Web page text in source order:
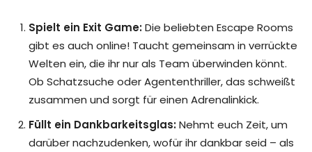
Spielt ein Exit Game:Die beliebten Escape Rooms
gibt es auch online! Taucht gemeinsam in verrückte
Welten ein, die ihr nur als Team überwinden könnt.
Ob Schatzsuche oder Agententhriller, das schweißt
zusammen und sorgt für einen Adrenalinkick.
Füllt ein Dankbarkeitsglas:Nehmt euch Zeit, um
darüber nachzudenken, wofür ihr dankbar seid – als